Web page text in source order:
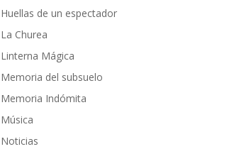
Huellas de un espectador
La Churea
Linterna Mágica
Memoria del subsuelo
Memoria Indómita
Música
Noticias